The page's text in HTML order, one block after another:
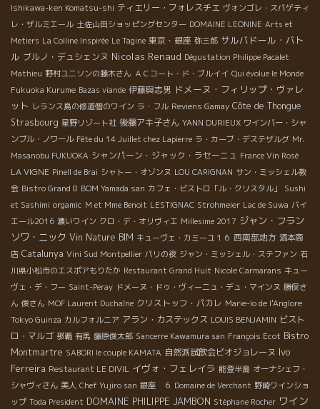
Ishikawa-ken Komatsu-shi ティエリー・フォレスチエ ヴォンゴレ・スパゲティ
レ・ザルミエール 土佐山田ショッピングセンター DOMAINE LEONINE Arts et
Metiers La Colline Inspirée Le Tagine 東京・銀座 弥三郎 サルバドール・バト
ル ブルノ・デュシェンヌ Nicolas Renaud Dégustation Philippe Pacalet
Mathieu 野村ユニソンの藤木さん ＡＣコート・ド・ブルイイ Qui évolue le Monde
Fukuoka Kurume Bazas viande 伊藤與志男 ドメーヌ・フィリップ・ヴァレ
ット レランス島の修道僧のワイン ラ・フル Reviens Gamay Côte de Thongue
Strasbourg 星野リゾート社 後藤アキ子さん YANN DURIEUX ワインバー・シャ
ンブル・ノワール Fête du 14 Juillet chez Lapierre ラ・カーブ・デステザルグ Mr.
Masanobu FUKUOKA シャンパーン・ジャック・ラセーニュ France Vin Rosé
LA VIGNE Pinell de Brai シャトー・オゾンヌ LOU CARIGNAN サン・ミッシェル教
会 Bistro Grand 8 BOM Yamada san カフェ・ビストロ「ル・クリスタル」
Sushi
et Sashimi orgamic M et Mme Benoit LESTIGNAC Strohmeier Lac de Suwa バイ
エール2016 濃いワイン クロ・デ・オリヴィエ Millesime 2017 ジャン・フラン
ソワ・ニック Vin Nature BIM キューヴェ・カミーユ１６ 西南部地方 酒本商
店 Catalunya Vini Sud Montpellier パリの夜 ジャン・ミッシェル・ステファン 石
川県小松市のエスポアもりたか Restaurant Grand Huit Nicole Carmarans キュー
ヴェ・デ・フー Saint-Peray ドメーヌ・ドゥ・ヴィーニュ・デュ・マインヌ 勝俣さ
ん 俊さん MOF Laurent Duchaîne クリストッフ・パカレ Marie-lo de l'Anglore
Tokyo Guinza カルフォルニア アラン・カステックス LOUIS BENJAMIN ビスト
ロ・マルゴ 那覇 有馬 藤原俊太郎 Sancerre Kawamura san François Ecot Bistro
Montmartre SABORI le couple KAMATA 自然派試飲会ビオジョレーヌ Ivo
Ferreira Restaurant LE DIVIL イヴォ・フェレイラ 能登半島 オーナシェフ・
シャヴィさん 美人 Chef Yujiro san 銀座 ６ Domaine de Verchant 野崎ワインショ
ップ Toda President DOMAINE PHILIPPE JAMBON Stéphane Rocher ワイン